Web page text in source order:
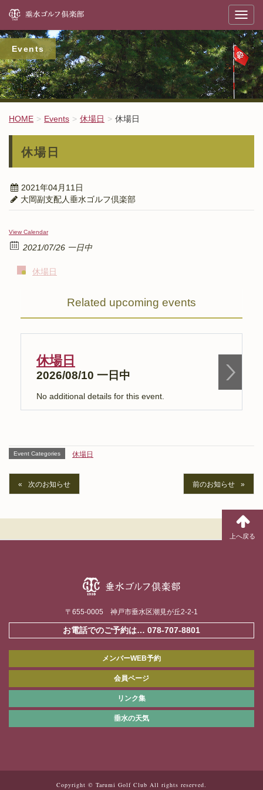
T
g
g
l
e
n
a
v
i
a
n
垂
Events
HOME Events 休場日 休場日
休場日
2021年04月11日
大岡副支配人垂水ゴルフ倶楽部
View Calendar
2021/07/26 一日中
休場日
Related upcoming events
休場日
2026/08/10 一日中
No additional details for this event.
Event Categories 休場日
次のお知らせ 前のお知らせ
〒655-0005 神戸市垂水区潮見が丘2-2-1
お電話でのご予約は… 078-707-8801
メンバーWEB予約
会員ページ
リンク集
垂水の天気
Copyright © Tarumi Golf Club All rights reserved.